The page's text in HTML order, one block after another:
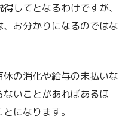
してとなるわけですが、
お分かりになるのではな
の消化や給与の未払いな
いことがあればあるほ
になります。